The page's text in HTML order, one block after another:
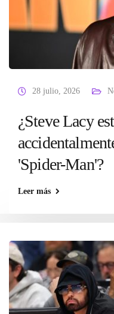
28 julio, 2026
¿Steve Lacy
'Spider-Man'?
Leer más